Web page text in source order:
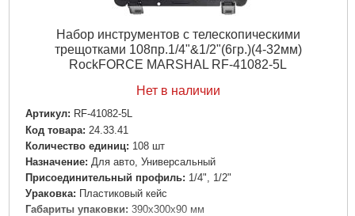
Набор инструментов с телескопическими
трещотками 108пр.1/4"&1/2"(6гр.)(4-32мм)
RockFORCE MARSHAL RF-41082-5L
Нет в наличии
Артикул: RF-41082-5L
Код товара: 24.33.41
Количество единиц: 108 шт
Назначение: Для авто, Универсальный
Пpиcoeдинитeльный пpoфиль: 1/4", 1/2"
Ураковка: Пластиковый кейс
Габариты упаковки: 390x300x90 мм